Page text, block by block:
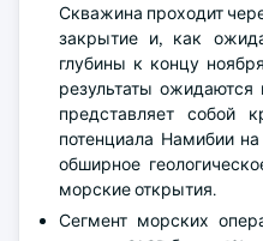
Скважина проходит
закрытие и, как
глубины к концу
результаты
представляет собой
потенциала Намибии
обширное
морские открытия.
Сегмент морских